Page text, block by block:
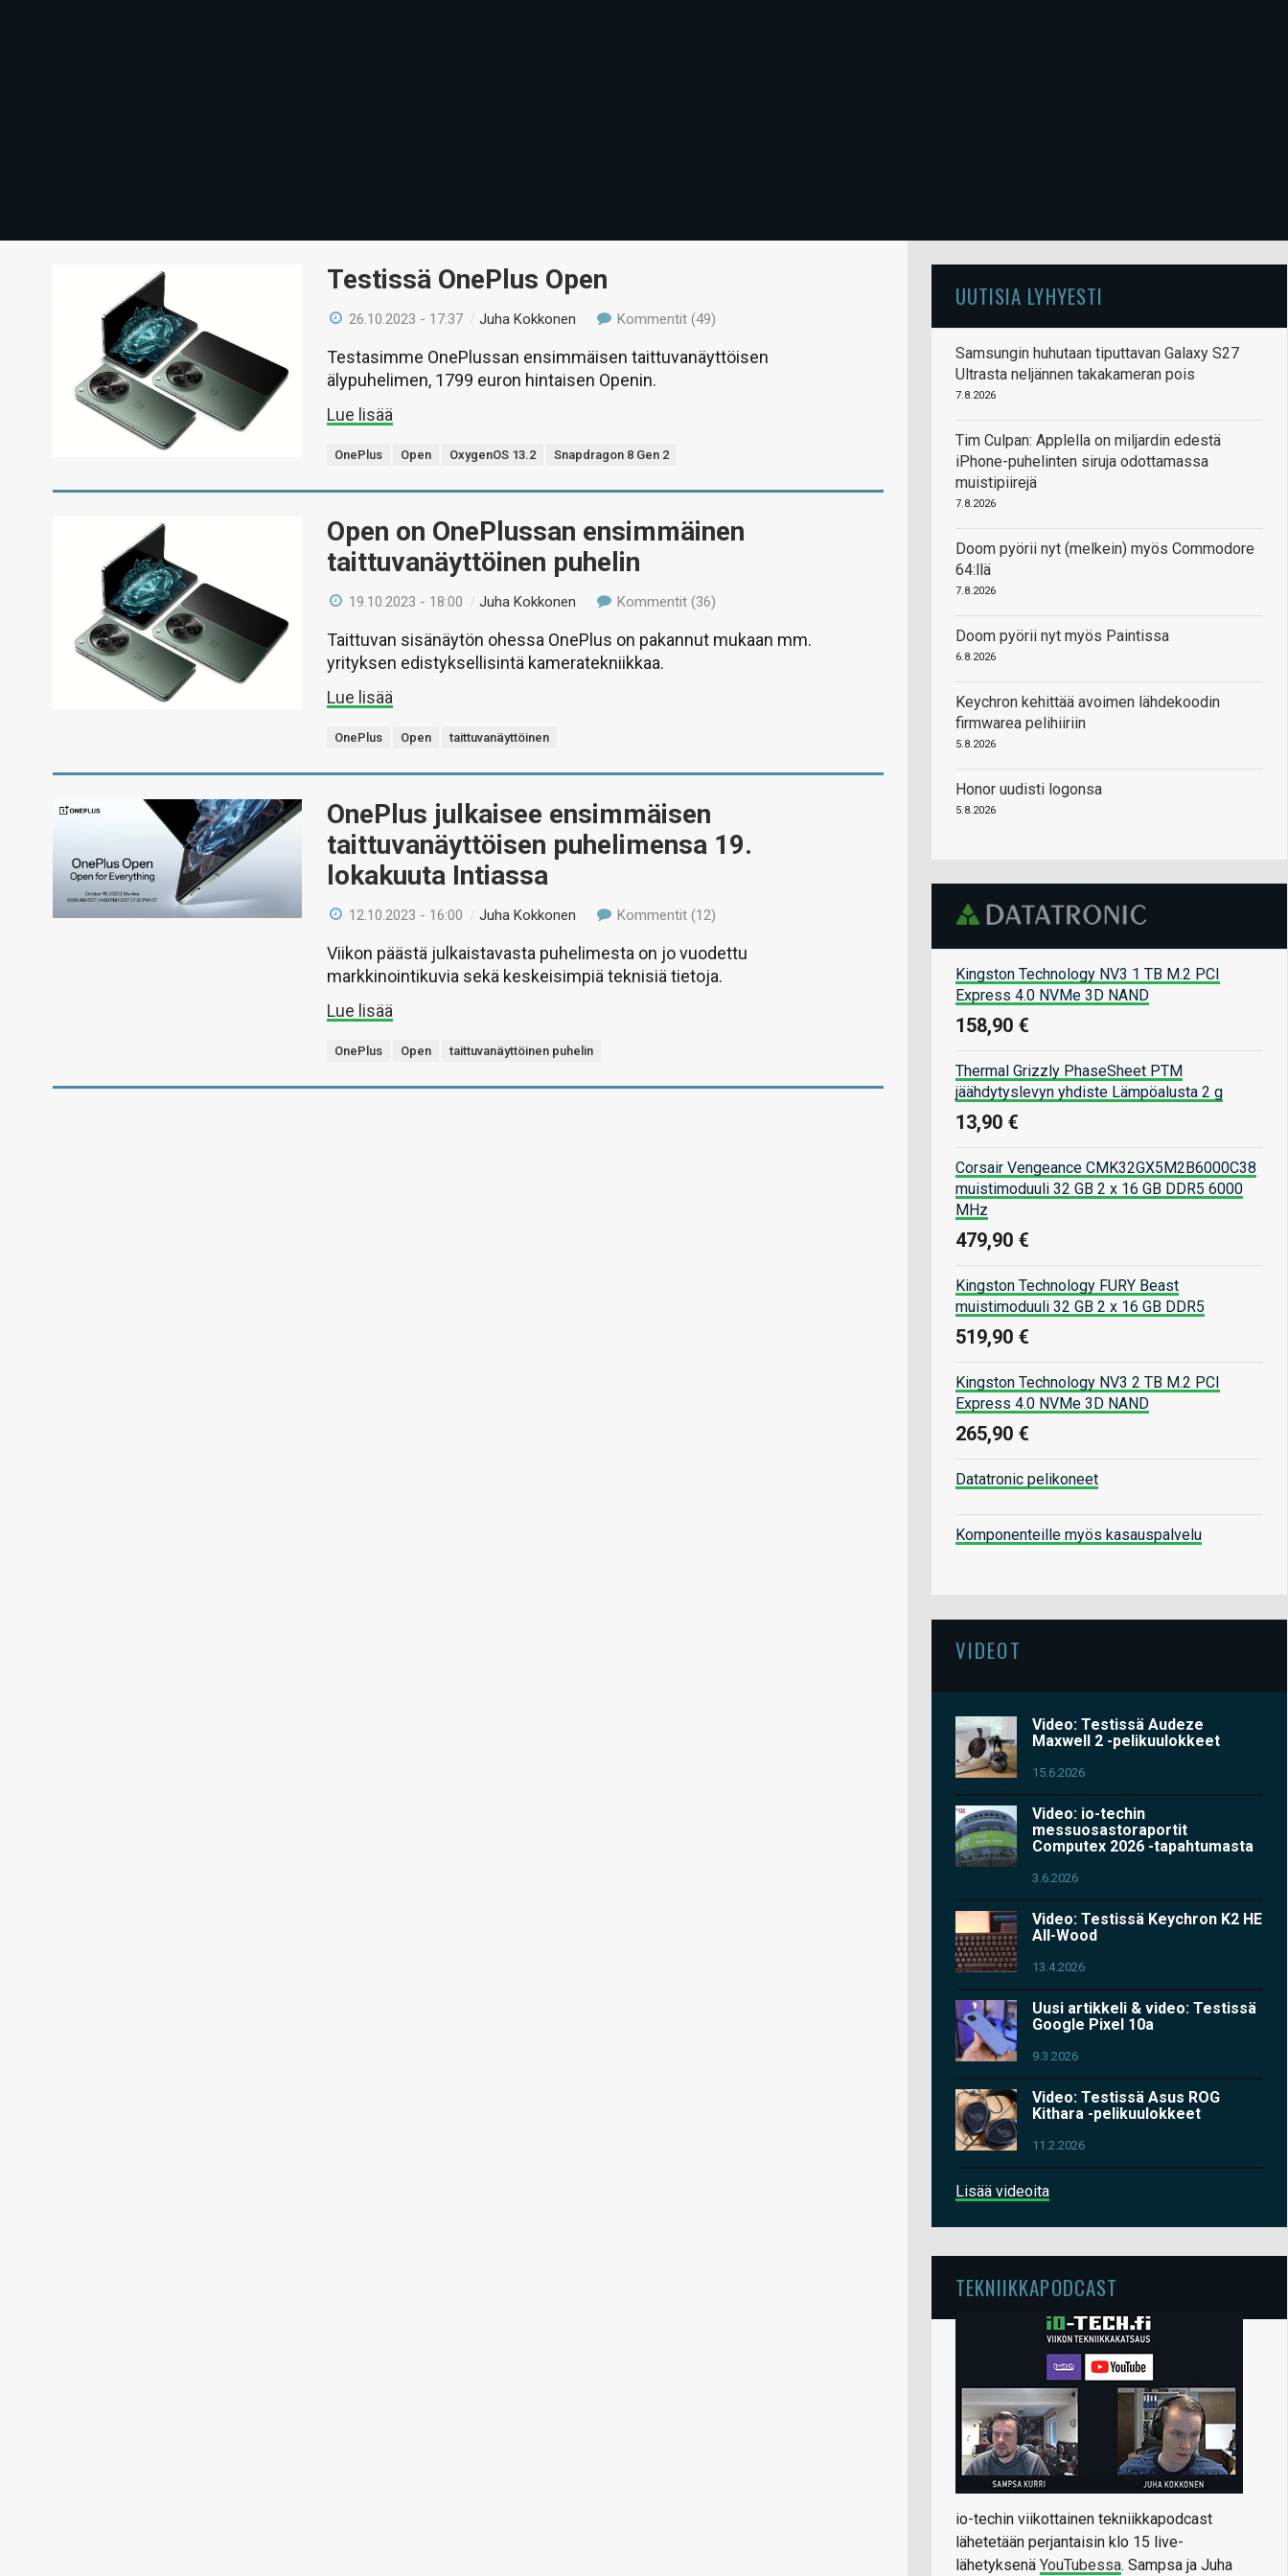
Testissä OnePlus Open
26.10.2023 - 17:37 /Juha Kokkonen Kommentit (49)
Testasimme OnePlussan ensimmäisen taittuvanäyttöisen
älypuhelimen, 1799 euron hintaisen Openin.
Lue lisää
OnePlus Open OxygenOS 13.2 Snapdragon 8 Gen 2
Open on OnePlussan ensimmäinen
taittuvanäyttöinen puhelin
19.10.2023 - 18:00 /Juha Kokkonen Kommentit (36)
Taittuvan sisänäytön ohessa OnePlus on pakannut mukaan mm.
yrityksen edistyksellisintä kameratekniikkaa.
Lue lisää
OnePlus Open taittuvanäyttöinen
OnePlus julkaisee ensimmäisen
taittuvanäyttöisen puhelimensa 19.
lokakuuta Intiassa
12.10.2023 - 16:00 /Juha Kokkonen Kommentit (12)
Viikon päästä julkaistavasta puhelimesta on jo vuodettu
markkinointikuvia sekä keskeisimpiä teknisiä tietoja.
Lue lisää
OnePlus Open taittuvanäyttöinen puhelin
UUTISIA LYHYESTI
Samsungin huhutaan tiputtavan Galaxy S27
Ultrasta neljännen takakameran pois
7.8.2026
Tim Culpan: Applella on miljardin edestä
iPhone-puhelinten siruja odottamassa
muistipiirejä
7.8.2026
Doom pyörii nyt (melkein) myös Commodore
64:llä
7.8.2026
Doom pyörii nyt myös Paintissa
6.8.2026
Keychron kehittää avoimen lähdekoodin
firmwarea pelihiiriin
5.8.2026
Honor uudisti logonsa
5.8.2026
Kingston Technology NV3 1 TB M.2 PCI
Express 4.0 NVMe 3D NAND
158,90 €
Thermal Grizzly PhaseSheet PTM
jäähdytyslevyn yhdiste Lämpöalusta 2 g
13,90 €
Corsair Vengeance CMK32GX5M2B6000C38
muistimoduuli 32 GB 2 x 16 GB DDR5 6000
MHz
479,90 €
Kingston Technology FURY Beast
muistimoduuli 32 GB 2 x 16 GB DDR5
519,90 €
Kingston Technology NV3 2 TB M.2 PCI
Express 4.0 NVMe 3D NAND
265,90 €
Datatronic pelikoneet
Komponenteille myös kasauspalvelu
VIDEOT
Video: Testissä Audeze
Maxwell 2 -pelikuulokkeet
15.6.2026
Video: io-techin
messuosastoraportit
Computex 2026 -tapahtumasta
3.6.2026
Video: Testissä Keychron K2 HE
All-Wood
13.4.2026
Uusi artikkeli & video: Testissä
Google Pixel 10a
9.3.2026
Video: Testissä Asus ROG
Kithara -pelikuulokkeet
11.2.2026
Lisää videoita
TEKNIIKKAPODCAST
io-techin viikottainen tekniikkapodcast
lähetetään perjantaisin klo 15 live-
lähetyksenä YouTubessa. Sampsa ja Juha